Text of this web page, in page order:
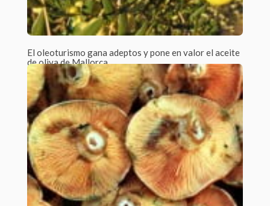
El oleoturismo gana adeptos y pone en valor el aceite
de oliva de Mallorca
Por Javier Tejera /1 Comment
En un sector altamente competitivo como es el turismo, se
requiere vender cada vez...